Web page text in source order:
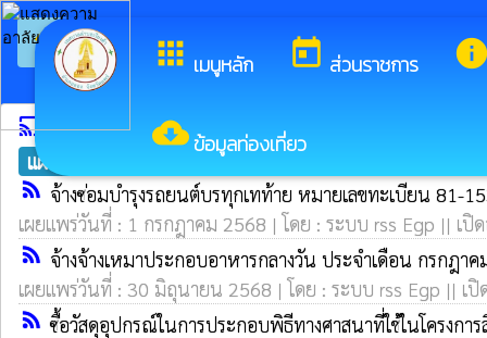
apps เมนูหลัก today ส่วนราชการ
cloud_downloadข้อมูลท่องเที่ยว
arrow_back_ios กลับเมนูหลัก ยินดีต้อน
cast ระบบการจัดซื้อจัดจ้าง egp
แผนการจัดซื้อจัดจ้าง ประกาศราคากลาง
rss_feed จ้างซ่อมบำรุงรถยนต์บรทุกเทท้าย หมายเลขทะเบียน 81-
เผยแพร่วันที่ : 1 กรกฎาคม 2568 | โดย : ระบบ rss Egp || เปิ
rss_feed จ้างจ้างเหมาประกอบอาหารกลางวัน ประจำเดือน กรกฎา
เผยแพร่วันที่ : 30 มิถุนายน 2568 | โดย : ระบบ rss Egp || เ
rss_feed ซื้อวัสดุอุปกรณ์ในการประกอบพิธีทางศาสนาที่ใช้ในโครงก